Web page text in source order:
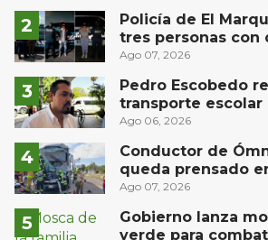
Policía de El
tres personas con
narcóticos
Ago 07, 2026
Pedro Escobedo
transporte escolar
de camión de
Ago 06, 2026
Conductor de
queda prensado
materialista en
Ago 07, 2026
Gobierno lanza
verde para